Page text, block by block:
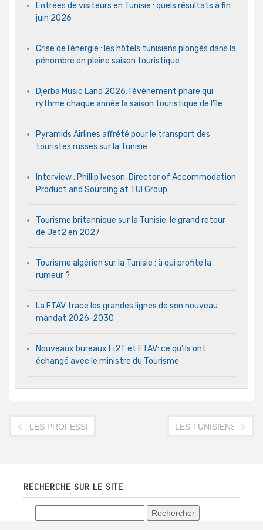
Entrées de visiteurs en Tunisie : quels résultats à fin
juin 2026
Crise de l’énergie : les hôtels tunisiens plongés dans la
pénombre en pleine saison touristique
Djerba Music Land 2026: l’événement phare qui
rythme chaque année la saison touristique de l’île
Pyramids Airlines affrété pour le transport des
touristes russes sur la Tunisie
Interview : Phillip Iveson, Director of Accommodation
Product and Sourcing at TUI Group
Tourisme britannique sur la Tunisie: le grand retour
de Jet2 en 2027
Tourisme algérien sur la Tunisie : à qui profite la
rumeur ?
La FTAV trace les grandes lignes de son nouveau
mandat 2026-2030
Nouveaux bureaux Fi2T et FTAV: ce qu’ils ont
échangé avec le ministre du Tourisme
LES PROFESSIONNELS DU TOURISME SORTENT DE
LES TUNISIENS DE
RECHERCHE SUR LE SITE